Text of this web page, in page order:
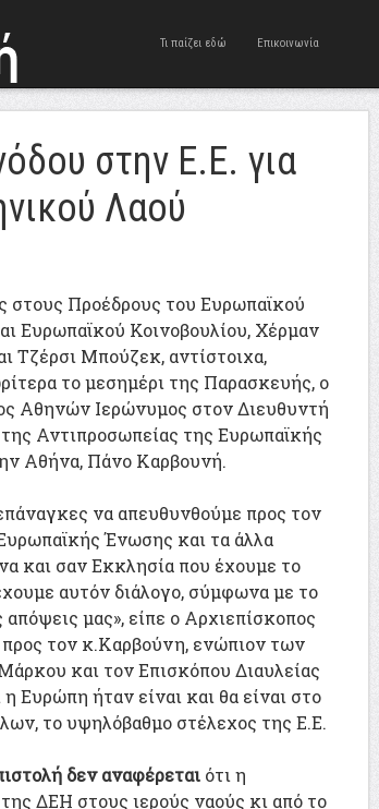
Τι παίζει εδώ Επικοινωνία
στην Ε.Ε. για
Λαού
στους Προέδρους του Ευρωπαϊκού
Ευρωπαϊκού Κοινοβουλίου, Χέρμαν
Τζέρσι Μπούζεκ, αντίστοιχα,
το μεσημέρι της Παρασκευής, ο
Αθηνών Ιερώνυμος στον Διευθυντή
Αντιπροσωπείας της Ευρωπαϊκής
Αθήνα, Πάνο Καρβουνή.
να απευθυνθούμε προς τον
Ένωσης και τα άλλα
και σαν Εκκλησία που έχουμε το
αυτόν διάλογο, σύμφωνα με το
μας», είπε ο Αρχιεπίσκοπος
προς τον κ.Καρβούνη, ενώπιον των
και τον Επισκόπου Διαυλείας
Ευρώπη ήταν είναι και θα είναι στο
το υψηλόβαθμο στέλεχος της Ε.Ε.
δεν αναφέρεται ότι η
ΔΕΗ στους ιερούς ναούς κι από το